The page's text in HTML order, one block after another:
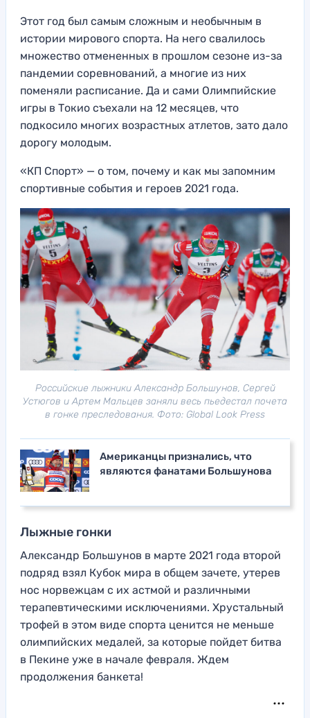
Этот год был самым сложным и необычным в
истории мирового спорта. На него свалилось
множество отмененных в прошлом сезоне из-за
пандемии соревнований, а многие из них
поменяли расписание. Да и сами Олимпийские
игры в Токио съехали на 12 месяцев, что
подкосило многих возрастных атлетов, зато дало
дорогу молодым.
«КП Спорт» — о том, почему и как мы запомним
спортивные события и героев 2021 года.
Российские лыжники Александр Большунов, Сергей
Устюгов и Артем Мальцев заняли весь пьедестал почета
в гонке преследования. Фото: Global Look Press
Американцы признались, что
являются фанатами Большунова
Лыжные гонки
Александр Большунов в марте 2021 года второй
подряд взял Кубок мира в общем зачете, утерев
нос норвежцам с их астмой и различными
терапевтическими исключениями. Хрустальный
трофей в этом виде спорта ценится не меньше
олимпийских медалей, за которые пойдет битва
в Пекине уже в начале февраля. Ждем
продолжения банкета!